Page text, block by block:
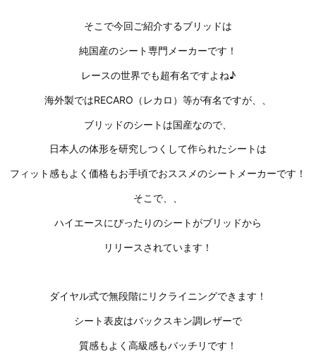
そこで今回ご紹介するブリッドは
純国産のシート専門メーカーです！
レースの世界でも超有名ですよね♪
海外製ではRECARO（レカロ）等が有名ですが、、
ブリッドのシートは国産なので、
日本人の体形を研究しつくして作られたシートは
フィット感もよく価格もお手頃でおススメのシートメーカーです！
そこで、、
ハイエースにぴったりのシートがブリッドから
リリースされています！
ダイヤル式で無段階にリクライニングできます！
シート表皮はバックスキン調レザーで
質感もよく高級感もバッチリです！